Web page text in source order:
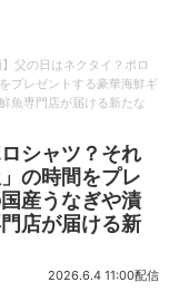
】父の日はネクタイ？ポロ
プレゼントする豪華海鮮ギ
魚専門店が届ける新たな
シャツ？それ
の時間をプレ
産うなぎや漬
店が届ける新
2026.6.4 11:00配信